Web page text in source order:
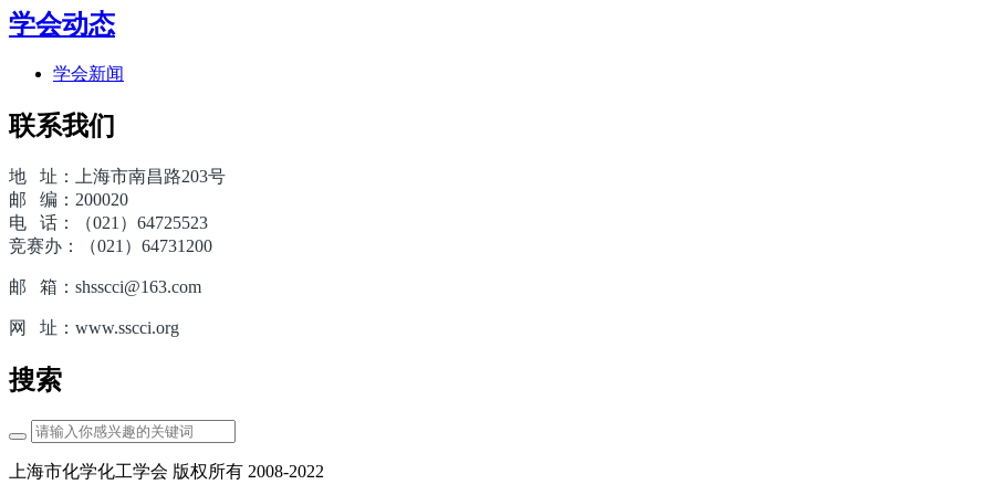
学会动态
学会新闻
联系我们
地 址：上海市南昌路203号
邮 编：200020
电 话：（021）64725523
竞赛办：（021）64731200
邮 箱：shsscci@163.com
网 址：www.sscci.org
搜索
上海市化学化工学会 版权所有 2008-2022